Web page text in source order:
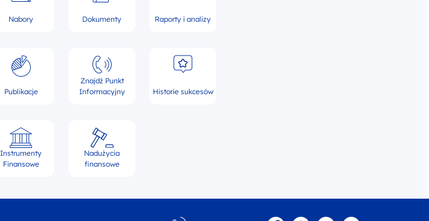
Nabory Dokumenty Raporty i analizy
Publikacje
Znajdź Punkt
Informacyjny
Historie sukcesów
Instrumenty
Finansowe
Nadużycia
finansowe